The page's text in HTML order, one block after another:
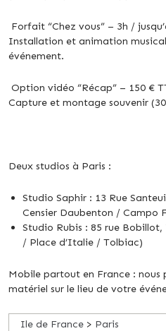
Forfait “Chez vous” – 3h /
Installation et animation
événement.
Option vidéo “Récap” – 150 €
Capture et montage souvenir
Deux studios à Paris :
Studio Saphir : 13 Rue
Censier Daubenton / Campo
Studio Rubis : 85 rue
/ Place d’Italie / Tolbiac)
Mobile partout en France : nous
matériel sur le lieu de votre
Ile de France > Paris